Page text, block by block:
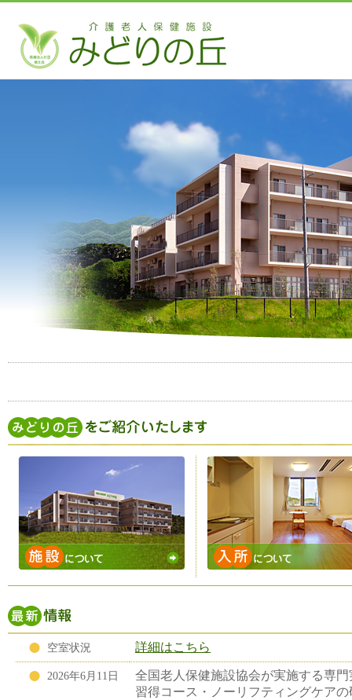
空室状況 詳細はこちら
2026年6月11日
全国老人保健施設協会が実施する専門
習得コース・ノーリフティングケアの